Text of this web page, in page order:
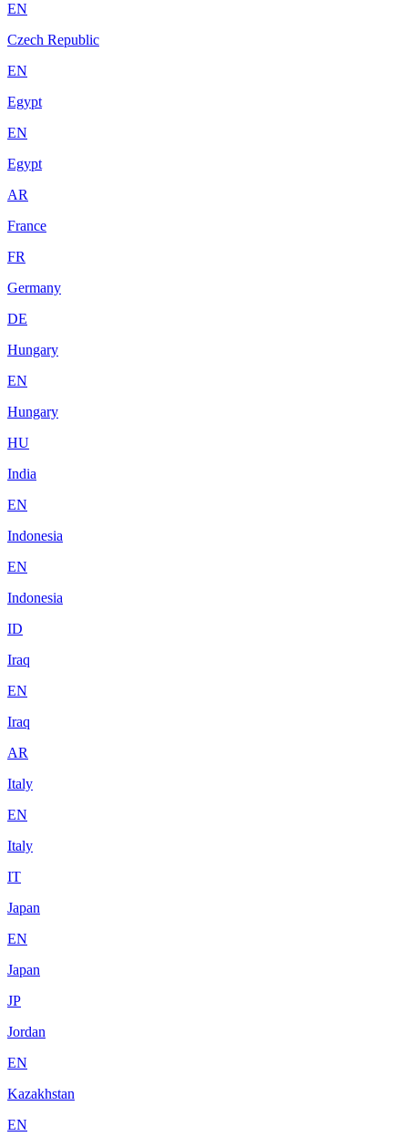
EN
Czech Republic
EN
Egypt
EN
Egypt
AR
France
FR
Germany
DE
Hungary
EN
Hungary
HU
India
EN
Indonesia
EN
Indonesia
ID
Iraq
EN
Iraq
AR
Italy
EN
Italy
IT
Japan
EN
Japan
JP
Jordan
EN
Kazakhstan
EN